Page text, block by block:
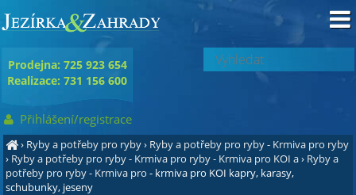
› Ryby a potřeby pro ryby› Ryby a potřeby pro ryby - Krmiva pro ryby
› Ryby a potřeby pro ryby - Krmiva pro ryby - Krmiva pro KOI a› Ryby a
potřeby pro ryby - Krmiva pro - krmiva pro KOI kapry, karasy,
schubunky, jeseny
Prodejna: 725 923 654
Realizace: 731 156 600
Přihlášení/registrace